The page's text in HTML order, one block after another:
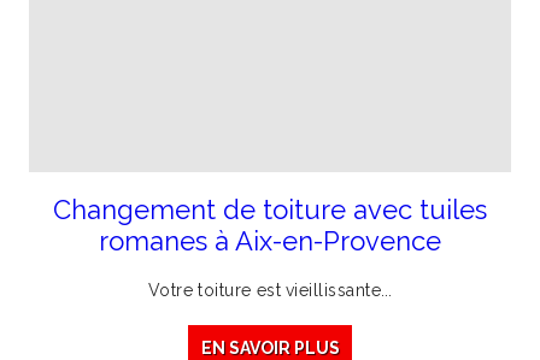
Changement de toiture avec tuiles
romanes à Aix-en-Provence
Votre toiture est vieillissante...
EN SAVOIR PLUS